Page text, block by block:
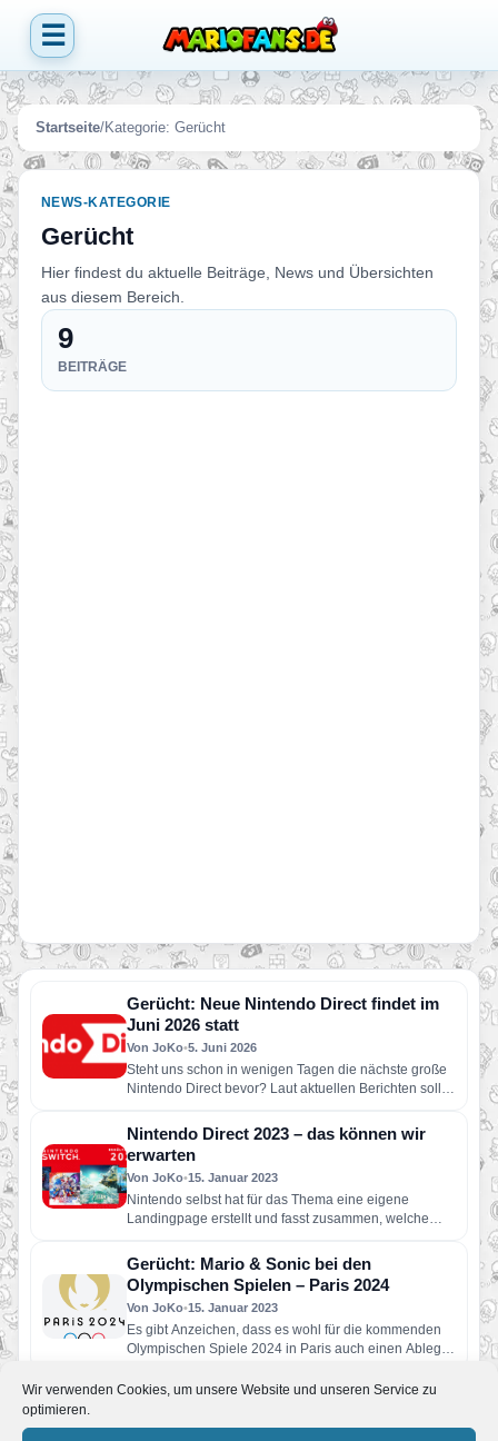
Wir verwenden Cookies, um unsere Website und unseren Service zu
optimieren.
☰
Startseite/Kategorie: Gerücht
NEWS-KATEGORIE
Gerücht
Hier findest du aktuelle Beiträge, News und Übersichten
aus diesem Bereich.
9
BEITRÄGE
Gerücht: Neue Nintendo Direct findet im
Juni 2026 statt
Von JoKo•5. Juni 2026
Steht uns schon in wenigen Tagen die nächste große
Nintendo Direct bevor? Laut aktuellen Berichten soll
Nintendo Direct 2023 – das können wir
erwarten
Von JoKo•15. Januar 2023
Nintendo selbst hat für das Thema eine eigene
Landingpage erstellt und fasst zusammen, welche
Gerücht: Mario & Sonic bei den
Olympischen Spielen – Paris 2024
Von JoKo•15. Januar 2023
Es gibt Anzeichen, dass es wohl für die kommenden
Olympischen Spiele 2024 in Paris auch einen Ableger
Wird bald der Nintendo 64-Controller